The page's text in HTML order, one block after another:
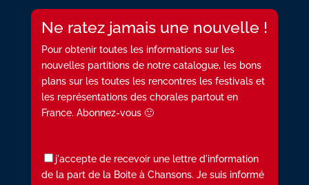
Ne ratez jamais une nouvelle !
Pour obtenir toutes les informations sur les
nouvelles partitions de notre catalogue, les bons
plans sur les toutes les rencontres les festivals et
les représentations des chorales partout en
France. Abonnez-vous 🙂
j'accepte de recevoir une lettre d'information
de la part de la Boite à Chansons. Je suis informé